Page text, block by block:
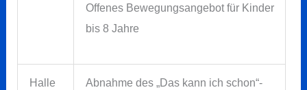
Offenes Bewegungsangebot für Kinder
bis 8 Jahre
Halle
Abnahme des „Das kann ich schon“-